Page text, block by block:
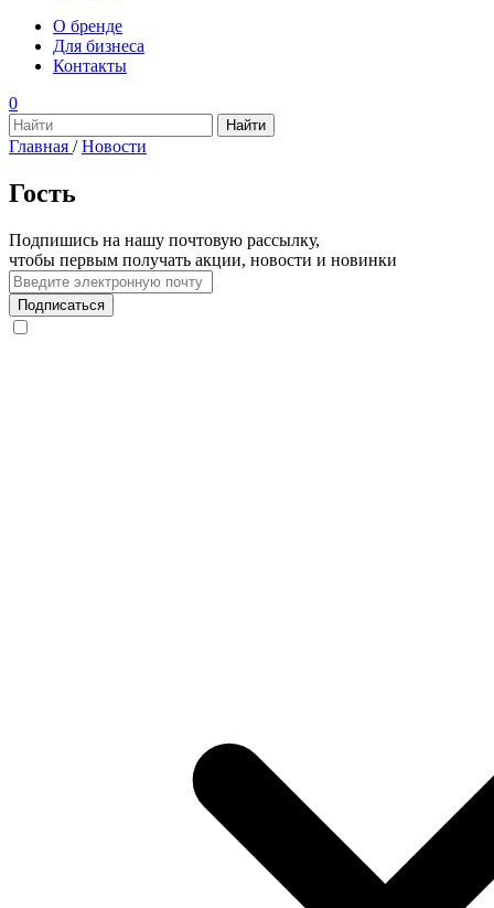
О бренде
Для бизнеса
Контакты
0
Главная / Новости
Гость
Подпишись на нашу почтовую рассылку,
чтобы первым получать акции, новости и новинки
Подписаться